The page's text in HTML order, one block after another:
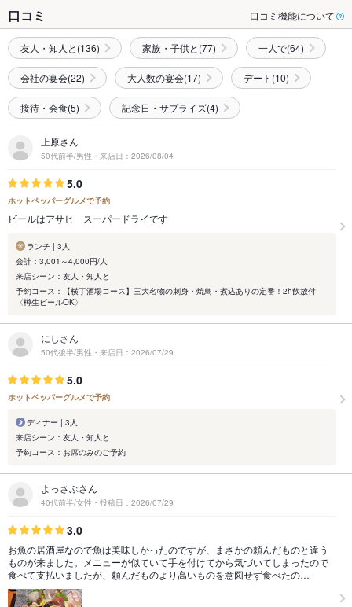
口コミ 口コミ機能について
友人・知人と(136) 家族・子供と(77) 一人で(64)
会社の宴会(22) 大人数の宴会(17) デート(10)
接待・会食(5) 記念日・サプライズ(4)
上原さん
50代前半/男性・来店日：2026/08/04
5.0
ホットペッパーグルメで予約
ビールはアサヒ スーパードライです
ランチ | 3人
会計：3,001～4,000円/人
来店シーン：友人・知人と
予約コース：【横丁酒場コース】三大名物の刺身・焼鳥・煮込ありの定番！2h飲放付
〈樽生ビールOK〉
にしさん
50代後半/男性・来店日：2026/07/29
5.0
ホットペッパーグルメで予約
ディナー | 3人
来店シーン：友人・知人と
予約コース：お席のみのご予約
よっさぶさん
40代前半/女性・投稿日：2026/07/29
3.0
お魚の居酒屋なので魚は美味しかったのですが、まさかの頼んだものと違う
ものが来ました。メニューが似ていて手を付けてから気づいてしまったので
食べて支払いましたが、頼んだものより高いものを意図せず食べたの…